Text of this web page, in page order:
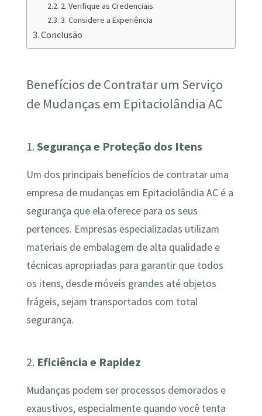
2. Verifique as Credenciais
3. Considere a Experiência
Conclusão
Benefícios de Contratar um Serviço
de Mudanças em Epitaciolândia AC
1. Segurança e Proteção dos Itens
Um dos principais benefícios de contratar uma
empresa de mudanças em Epitaciolândia AC é a
segurança que ela oferece para os seus
pertences. Empresas especializadas utilizam
materiais de embalagem de alta qualidade e
técnicas apropriadas para garantir que todos
os itens, desde móveis grandes até objetos
frágeis, sejam transportados com total
segurança.
2. Eficiência e Rapidez
Mudanças podem ser processos demorados e
exaustivos, especialmente quando você tenta